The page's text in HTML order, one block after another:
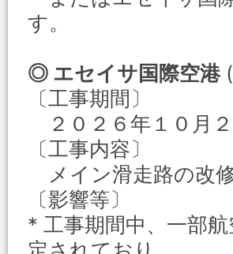
す。
◎ エセイサ国際空港
〔工事期間〕
２０２６年１０月
〔工事内容〕
メイン滑走路の改
〔影響等〕
* 工事期間中、一部